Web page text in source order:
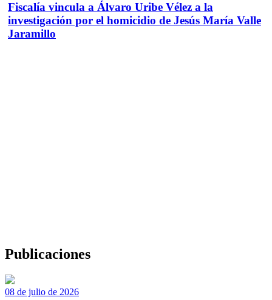
Fiscalía vincula a Álvaro Uribe Vélez a la
investigación por el homicidio de Jesús María Valle
Jaramillo
Publicaciones
08 de julio de 2026